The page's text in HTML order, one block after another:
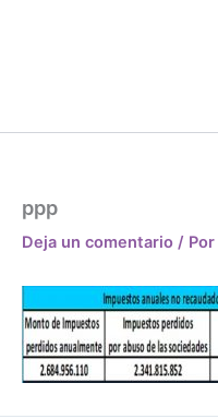
ppp
Deja un comentario / Por